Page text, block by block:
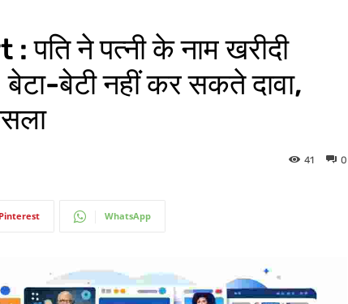
ने पत्नी के नाम खरीदी
बेटा-बेटी नहीं कर सकते दावा,
0
41
Pinterest WhatsApp